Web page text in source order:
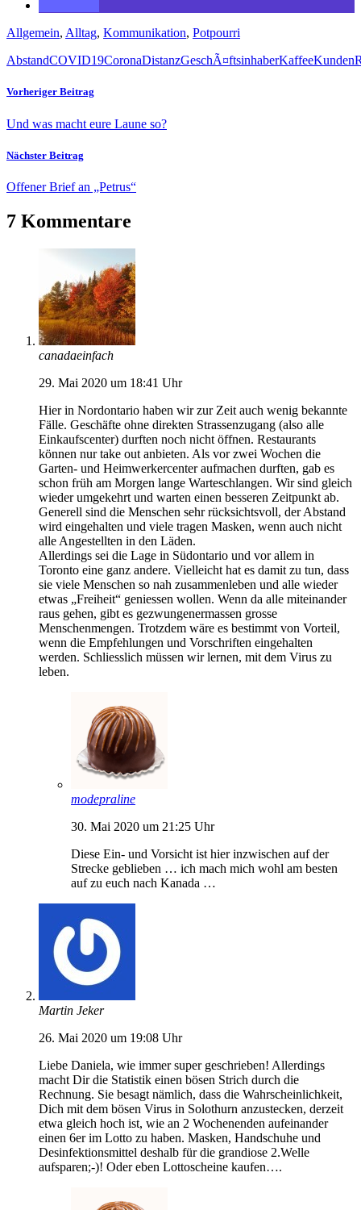
Allgemein, Alltag, Kommunikation, Potpourri
AbstandCOVID19CoronaDistanzGeschÃ¤ftsinhaberKaffeeKunden
Vorheriger Beitrag
Und was macht eure Laune so?
Nächster Beitrag
Offener Brief an „Petrus“
7 Kommentare
canadaeinfach
29. Mai 2020 um 18:41 Uhr
Hier in Nordontario haben wir zur Zeit auch wenig bekannte
Fälle. Geschäfte ohne direkten Strassenzugang (also alle
Einkaufscenter) durften noch nicht öffnen. Restaurants
können nur take out anbieten. Als vor zwei Wochen die
Garten- und Heimwerkercenter aufmachen durften, gab es
schon früh am Morgen lange Warteschlangen. Wir sind gleich
wieder umgekehrt und warten einen besseren Zeitpunkt ab.
Generell sind die Menschen sehr rücksichtsvoll, der Abstand
wird eingehalten und viele tragen Masken, wenn auch nicht
alle Angestellten in den Läden.
Allerdings sei die Lage in Südontario und vor allem in
Toronto eine ganz andere. Vielleicht hat es damit zu tun, dass
sie viele Menschen so nah zusammenleben und alle wieder
etwas „Freiheit“ geniessen wollen. Wenn da alle miteinander
raus gehen, gibt es gezwungenermassen grosse
Menschenmengen. Trotzdem wäre es bestimmt von Vorteil,
wenn die Empfehlungen und Vorschriften eingehalten
werden. Schliesslich müssen wir lernen, mit dem Virus zu
leben.
modepraline
30. Mai 2020 um 21:25 Uhr
Diese Ein- und Vorsicht ist hier inzwischen auf der
Strecke geblieben … ich mach mich wohl am besten
auf zu euch nach Kanada …
Martin Jeker
26. Mai 2020 um 19:08 Uhr
Liebe Daniela, wie immer super geschrieben! Allerdings
macht Dir die Statistik einen bösen Strich durch die
Rechnung. Sie besagt nämlich, dass die Wahrscheinlichkeit,
Dich mit dem bösen Virus in Solothurn anzustecken, derzeit
etwa gleich hoch ist, wie an 2 Wochenenden aufeinander
einen 6er im Lotto zu haben. Masken, Handschuhe und
Desinfektionsmittel deshalb für die grandiose 2.Welle
aufsparen;-)! Oder eben Lottoscheine kaufen….